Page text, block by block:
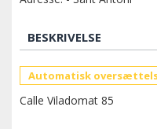
BESKRIVELSE
Automatisk
Calle Viladomat 85